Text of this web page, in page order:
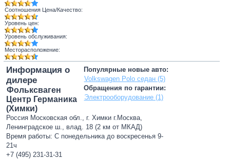
Соотношения Цена/Качество:
Уровень цен:
Уровень обслуживания:
Месторасположение:
Популярные новые авто:
Volkswagen Polo седан (5)
Обращения по гарантии:
Электрооборудование (1)
Информация о
дилере
Фольксваген
Центр Германика
(Химки)
Россия Московская обл., г. Химки г.Москва,
Ленинградское ш., влад. 18 (2 км от МКАД)
Время работы: С понедельника до воскресенья 9-
21ч
+7 (495) 231-31-31